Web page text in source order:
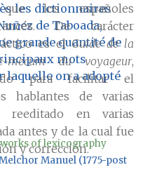
que los españoles
De carácter
es elGuide de la
mecum du voyageur,
para facilitar el
hablantes de varias
en varias
antes y de la cual fue
y corrección.
les dictionnaires
de Taboada,
grande quantité de
mots
laquelle on a adopté
of lexicography
Manuel (1775-post